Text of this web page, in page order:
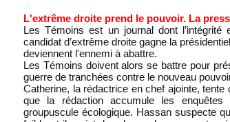
L'extrême droite prend le pouvoir. La
Les Témoinsest un journal dont
candidat d’extrême droite gagne la
deviennent l'ennemi à abattre.
Les Témoins doivent alors se battre pour
guerre de tranchées contre le nouveau
Catherine, la rédactrice en chef ajointe, tente
que la rédaction accumule les enquêtes
groupuscule écologique. Hassan suspecte